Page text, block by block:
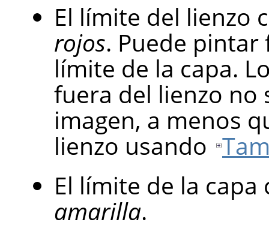
El límite del lienzo
rojos. Puede
límite de la capa.
fuera del lienzo no
imagen, a menos
lienzo usando
El límite de la
amarilla.